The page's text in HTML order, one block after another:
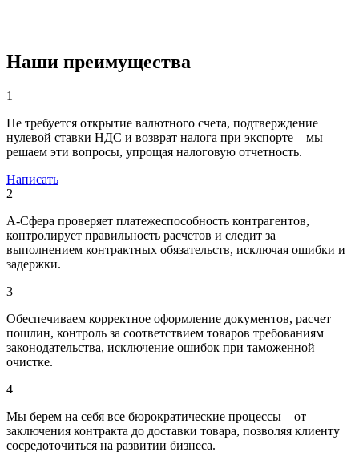
Наши преимущества
1
Не требуется открытие валютного счета, подтверждение
нулевой ставки НДС и возврат налога при экспорте – мы
решаем эти вопросы, упрощая налоговую отчетность.
Написать
2
А-Сфера проверяет платежеспособность контрагентов,
контролирует правильность расчетов и следит за
выполнением контрактных обязательств, исключая ошибки и
задержки.
3
Обеспечиваем корректное оформление документов, расчет
пошлин, контроль за соответствием товаров требованиям
законодательства, исключение ошибок при таможенной
очистке.
4
Мы берем на себя все бюрократические процессы – от
заключения контракта до доставки товара, позволяя клиенту
сосредоточиться на развитии бизнеса.